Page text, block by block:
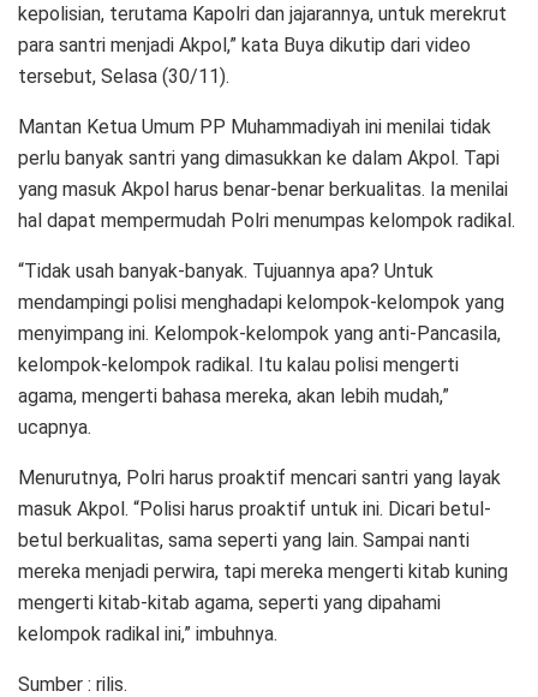
kepolisian, terutama Kapolri dan jajarannya, untuk merekrut
para santri menjadi Akpol,” kata Buya dikutip dari video
tersebut, Selasa (30/11).
Mantan Ketua Umum PP Muhammadiyah ini menilai tidak
perlu banyak santri yang dimasukkan ke dalam Akpol. Tapi
yang masuk Akpol harus benar-benar berkualitas. Ia menilai
hal dapat mempermudah Polri menumpas kelompok radikal.
“Tidak usah banyak-banyak. Tujuannya apa? Untuk
mendampingi polisi menghadapi kelompok-kelompok yang
menyimpang ini. Kelompok-kelompok yang anti-Pancasila,
kelompok-kelompok radikal. Itu kalau polisi mengerti
agama, mengerti bahasa mereka, akan lebih mudah,”
ucapnya.
Menurutnya, Polri harus proaktif mencari santri yang layak
masuk Akpol. “Polisi harus proaktif untuk ini. Dicari betul-
betul berkualitas, sama seperti yang lain. Sampai nanti
mereka menjadi perwira, tapi mereka mengerti kitab kuning
mengerti kitab-kitab agama, seperti yang dipahami
kelompok radikal ini,” imbuhnya.
Sumber : rilis.